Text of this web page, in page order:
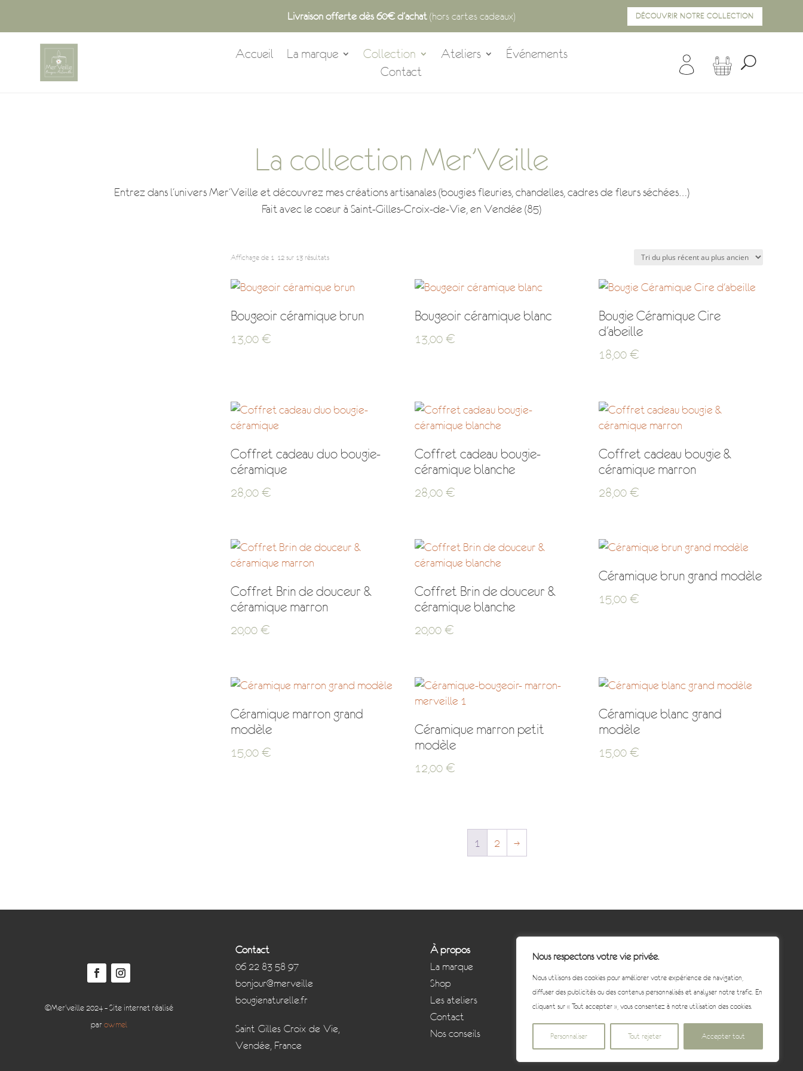
Nous respectons votre vie privée.
Nous utilisons des cookies pour améliorer votre expérience de navigation,
diffuser des publicités ou des contenus personnalisés et analyser notre trafic. En
cliquant sur « Tout accepter », vous consentez à notre utilisation des cookies.
Personnaliser Tout rejeter Accepter tout
Livraison offerte dès 60€ d’achat (hors cartes cadeaux) DÉCOUVRIR NOTRE COLLECTION
Accueil La marque Collection Ateliers
Événements
Contact
La collection Mer’Veille
Entrez dans l’univers Mer’Veille et découvrez mes créations artisanales (bougies fleuries, chandelles, cadres de fleurs séchées…)
Fait avec le coeur à Saint-Gilles-Croix-de-Vie, en Vendée (85)
Affichage de 1–12 sur 13 résultatsTrié
plus
Bougeoir céramique brun
13,00€
Bougeoir céramique blanc
13,00 €
Bougie Céramique Cire
d’abeille
18,00 €
Coffret cadeau duo bougie-
céramique
28,00€
Coffret cadeau bougie-
céramique blanche
28,00 €
Coffret cadeau bougie &
céramique marron
28,00 €
Coffret Brin de douceur &
céramique marron
20,00€
Coffret Brin de douceur &
céramique blanche
20,00 €
Céramique brun grand modèle
15,00 €
Céramique marron grand
modèle
15,00€
Céramique marron petit
modèle
12,00 €
Céramique blanc grand
modèle
15,00 €
1 2 →
©Mer’veille 2024 – Site internet réalisé
parowmel
Contact
06 22 83 58 97
bonjour@merveille-
bougienaturelle.fr
Saint-Gilles-Croix-de-Vie,
Vendée, France
À propos
La marque
Shop
Les ateliers
Contact
Nos conseils
Informations
Mentions légales
Politique de confidentialité